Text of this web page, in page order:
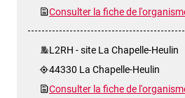
Consulter la fiche de
L2RH - site La Chapelle-Heulin
44330 La Chapelle-Heulin
Consulter la fiche de